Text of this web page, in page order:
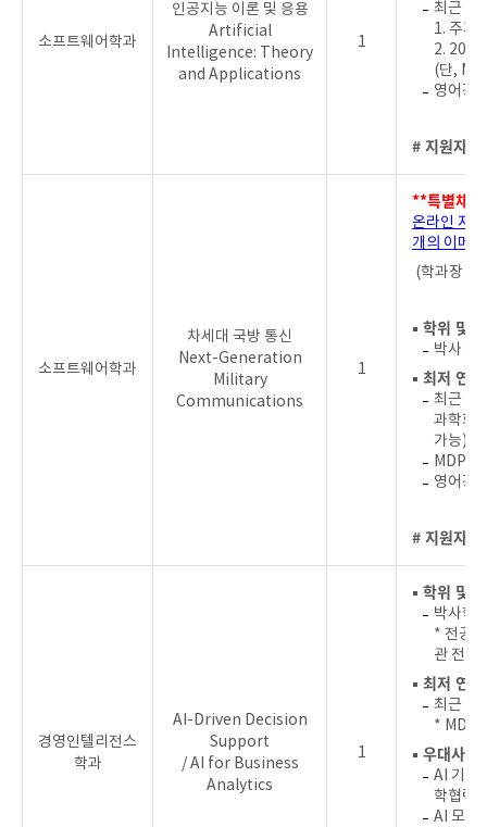
소프트웨어학과
인공지능 이론 및 응용
Artificial
Intelligence: Theory
and Applications
1
최근 4
1. 주저
2. 2024
(단,
영어강
# 지원자
소프트웨어학과
차세대 국방 통신
Next-Generation
Military
Communications
1
**특별채
온라인 지
개의 이메
(학과장 :
▪ 학위 및
박사 학
▪ 최저 연
최근 4
과학회
가능)
MDPI,
영어강
# 지원자
경영인텔리전스
학과
AI-Driven Decision
Support
/ AI for Business
Analytics
1
▪ 학위 및
박사학
* 전공 :
관 전공
▪ 최저 연
최근 5
*
▪ 우대사항
AI 기반
학협력
AI 모델